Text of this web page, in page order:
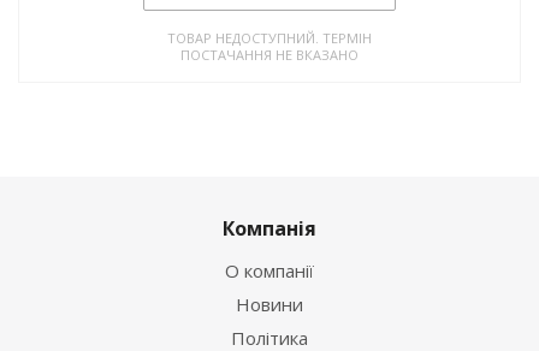
ТОВАР НЕДОСТУПНИЙ. ТЕРМІН
ПОСТАЧАННЯ НЕ ВКАЗАНО
Компанія
О компанії
Новини
Політика